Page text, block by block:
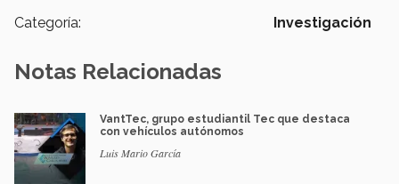
Categoría: Investigación
Notas Relacionadas
VantTec, grupo estudiantil Tec que destaca
con vehículos autónomos
Luis Mario García